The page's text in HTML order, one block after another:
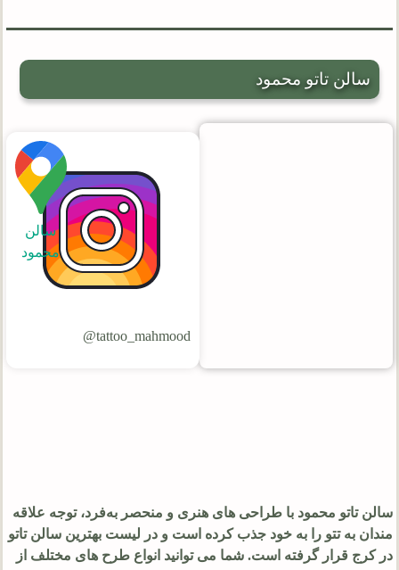
سالن تاتو محمود
tattoo_mahmood@
سالن
محمود
سالن تاتو محمود با طراحی‌ های هنری و منحصر‌ به‌فرد، توجه علاقه‌
مندان به تتو را به خود جذب کرده است و در لیست بهترین سالن تاتو
در کرج قرار گرفته است. شما می توانید انواع طرح‌ های مختلف از